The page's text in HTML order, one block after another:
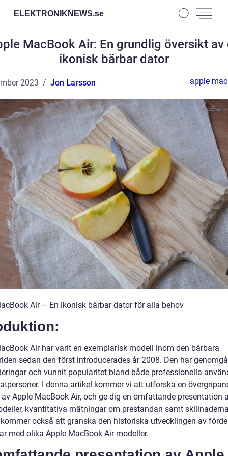
ELEKTRONIKNEWS.se
MacBook Air: En grundlig översikt av
ikonisk bärbar dator
2023 Jon Larsson apple
Air – En ikonisk bärbar dator för alla behov
Air har varit en exemplarisk modell inom den bärbara
sedan den först introducerades år 2008. Den har
och vunnit popularitet bland både professionella
I denna artikel kommer vi att utforska en
Apple MacBook Air, och ge dig en omfattande presentation
kvantitativa mätningar om prestandan samt
också att granska den historiska utvecklingen av
med olika Apple MacBook Air-modeller.